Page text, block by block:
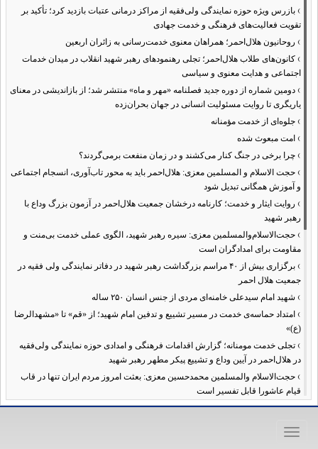
› بازرس ویژه حوزه نمایندگی ولی‌فقیه از مراکز درمانی عتبات بازدید کرد؛ تأکید بر
تقویت فعالیت‌های فرهنگی و خدمت جهادی
› روحانیون هلال‌احمر؛ همراهان معنوی خدمت‌رسانی به زائران اربعین
› کانون‌های طلاب هلال‌احمر؛ تجلی رهنمودهای رهبر شهید انقلاب در میدان خدمات
اجتماعی و هدایت معنوی و سیاسی
› دومین شماره از دوره جدید فصلنامه «مهر و ماه» منتشر شد؛ از بازاندیشی در معنای
یاریگری تا روایت مسئولیت انسانی در جهان بحران‌زده
› جلوه‌ای از خدمت مؤمنانه
› امت مبعوث شده
› چرا برخی در جنگ کنار می‌کشند و در زمان منفعت برمی‌گردند؟
› حجت الاسلام و المسلمین معزی: هلال‌احمر باید به محور تاب‌آوری، انسجام اجتماعی
و آموزش همگانی تبدیل شود
› روایت ایثار و خدمت؛ کارنامه درخشان جمعیت هلال‌احمر در آزمون بزرگ وداع با
رهبر شهید
› حجت‌الاسلام‌والمسلمین معزی: سیره رهبر شهید، الگوی عملی خدمت بی‌منت و
مقاومت برای امدادگران است
›
برگزاری بیش از ۴۰ مراسم بزرگداشت رهبر شهید در دفاتر نمایندگی ولی فقیه در
جمعیت هلال احمر
› شهید امام سیدعلی خامنه‌ای مردی از جنس انسان ۲۵۰ ساله
› امتداد حماسه‌ی خدمت در مسیر تشییع و تدفین امام شهید؛ از «قم» تا «مشهدالرضا
(ع)»
› تجلی خدمت مومنانه؛ گزارش اقدامات فرهنگی و امدادی حوزه نمایندگی ولی‌فقیه
در هلال‌احمر در آیین وداع و تشییع پیکر مطهر رهبر شهید
› حجت‌الاسلام والمسلمین محمدحسین معزی: بعثت امروز مردم ایران تنها در قاب
قیام عاشورا قابل تفسیر است
›آمادگی همه‌جانبه معاونت فرهنگی حوزه نمایندگی ولی‌فقیه هلال‌احمر برای
›طنین نوای حسینی در ساختمان صلح؛ ویژه‌برنامه‌های عزاداری دهه اول محرم در
Toggle